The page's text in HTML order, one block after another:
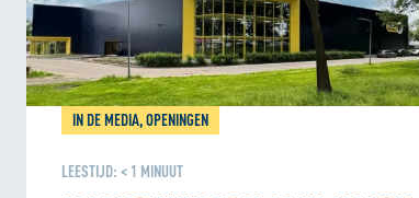
IN DE MEDIA, OPENINGEN
LEESTIJD: < 1 MINUUT